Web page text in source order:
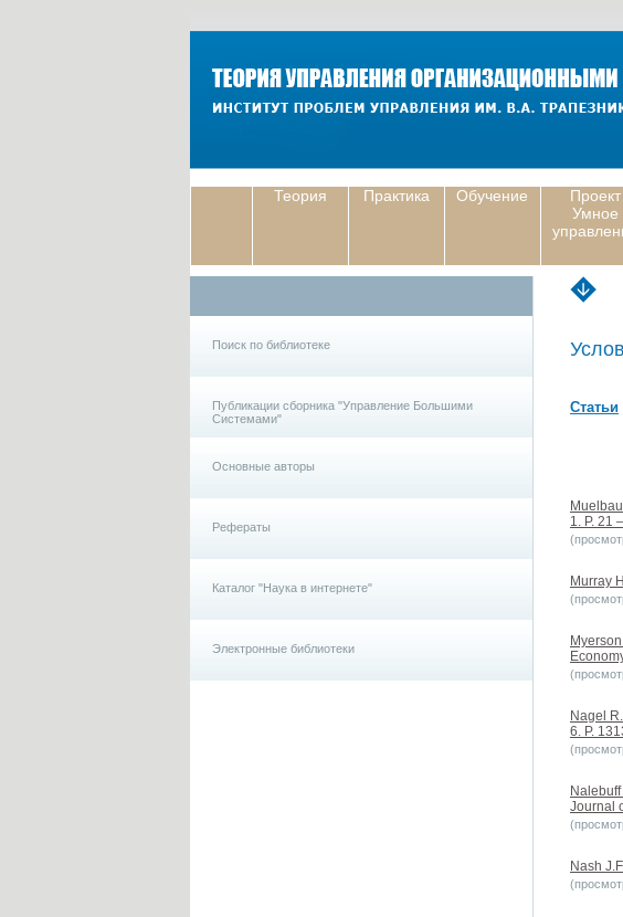
Теория Практика Обучение
Проект
Умное
Поиск по библиотеке
Публикации сборника "Управление Большими
Системами"
Основные авторы
Рефераты
Каталог "Наука в интернете"
Электронные библиотеки
Статьи
1. P. 21
Murray
Nagel
6. P.
Journal
Nash